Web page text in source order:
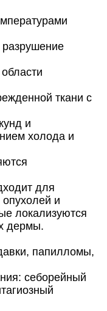
ткани с
и
холода и
для
и
локализуются
дермы.
папилломы,
себорейный